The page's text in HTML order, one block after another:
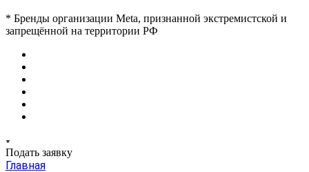
* Бренды организации Meta, признанной экстремистской и
запрещённой на территории РФ
Подать заявку
Главная